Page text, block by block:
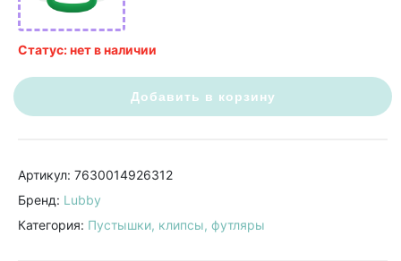
Статус: нет в наличии
Добавить в корзину
Артикул: 7630014926312
Бренд: Lubby
Категория: Пустышки, клипсы, футляры